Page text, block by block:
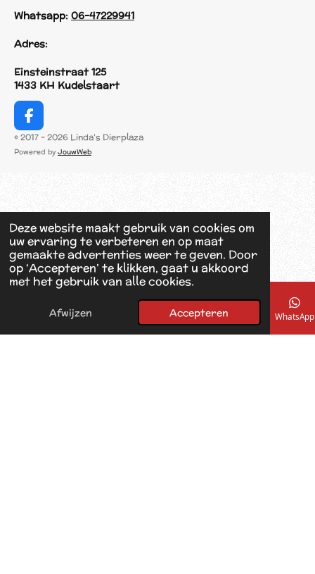
Deze website maakt gebruik van cookies om
uw ervaring te verbeteren en op maat
gemaakte advertenties weer te geven. Door
op ‘Accepteren’ te klikken, gaat u akkoord
met het gebruik van alle cookies.
Afwijzen Accepteren
Whatsapp: 06-47229941
Adres:
Einsteinstraat 125
1433 KH Kudelstaart
F
a
c
k
© 2017 - 2026 Linda's Dierplaza
Powered by JouwWeb
E-mailadres Telefoonnummer Kaart Facebook WhatsApp